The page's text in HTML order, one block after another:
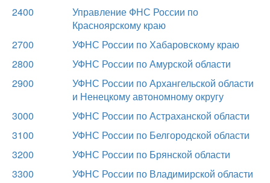
2400
Управление ФНС России по
Красноярскому краю
2700
УФНС России по Хабаровскому краю
2800
УФНС России по Амурской области
2900
УФНС России по Архангельской области
и Ненецкому автономному округу
3000
УФНС России по Астраханской области
3100
УФНС России по Белгородской области
3200
УФНС России по Брянской области
3300
УФНС России по Владимирской области